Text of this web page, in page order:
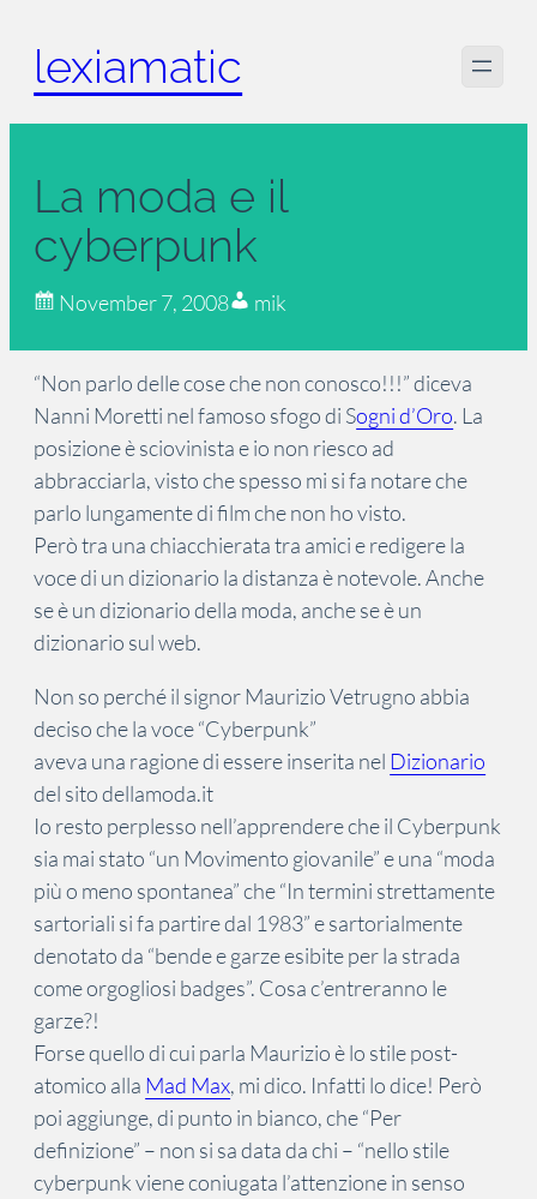
content
lexiamatic
La moda e il
cyberpunk
November 7, 2008 mik
“Non parlo delle cose che non conosco!!!” diceva
Nanni Moretti nel famoso sfogo di Sogni d’Oro. La
posizione è sciovinista e io non riesco ad
abbracciarla, visto che spesso mi si fa notare che
parlo lungamente di film che non ho visto.
Però tra una chiacchierata tra amici e redigere la
voce di un dizionario la distanza è notevole. Anche
se è un dizionario della moda, anche se è un
dizionario sul web.
Non so perché il signor Maurizio Vetrugno abbia
deciso che la voce “Cyberpunk”
aveva una ragione di essere inserita nel Dizionario
del sito dellamoda.it
Io resto perplesso nell’apprendere che il Cyberpunk
sia mai stato “un Movimento giovanile” e una “moda
più o meno spontanea” che “In termini strettamente
sartoriali si fa partire dal 1983” e sartorialmente
denotato da “bende e garze esibite per la strada
come orgogliosi badges”. Cosa c’entreranno le
garze?!
Forse quello di cui parla Maurizio è lo stile post-
atomico alla Mad Max, mi dico. Infatti lo dice! Però
poi aggiunge, di punto in bianco, che “Per
definizione” – non si sa data da chi – “nello stile
cyberpunk viene coniugata l’attenzione in senso